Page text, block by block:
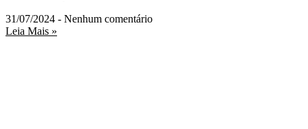
31/07/2024
Nenhum comentário
Leia Mais »